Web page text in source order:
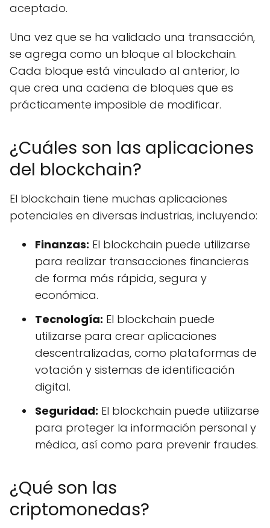
aceptado.
Una vez que se ha validado una transacción,
se agrega como un bloque al blockchain.
Cada bloque está vinculado al anterior, lo
que crea una cadena de bloques que es
prácticamente imposible de modificar.
¿Cuáles son las aplicaciones
del blockchain?
El blockchain tiene muchas aplicaciones
potenciales en diversas industrias, incluyendo:
Finanzas: El blockchain puede utilizarse
para realizar transacciones financieras
de forma más rápida, segura y
económica.
Tecnología: El blockchain puede
utilizarse para crear aplicaciones
descentralizadas, como plataformas de
votación y sistemas de identificación
digital.
Seguridad: El blockchain puede utilizarse
para proteger la información personal y
médica, así como para prevenir fraudes.
¿Qué son las
criptomonedas?